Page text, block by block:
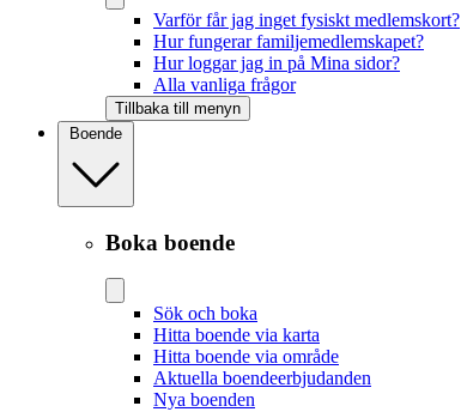
Varför får jag inget fysiskt medlemskort?
Hur fungerar familjemedlemskapet?
Hur loggar jag in på Mina sidor?
Alla vanliga frågor
Tillbaka till menyn
Boende
Boka boende
Sök och boka
Hitta boende via karta
Hitta boende via område
Aktuella boendeerbjudanden
Nya boenden